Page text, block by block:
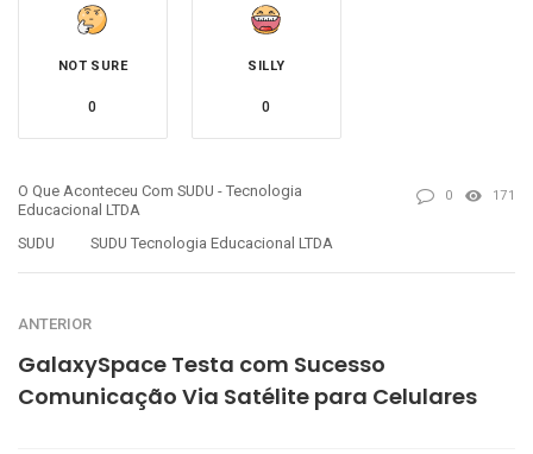
NOT SURE
0
SILLY
0
O Que Aconteceu Com SUDU - Tecnologia
Educacional LTDA
SUDU
SUDU Tecnologia Educacional LTDA
0 171
ANTERIOR
GalaxySpace Testa com Sucesso
Comunicação Via Satélite para Celulares